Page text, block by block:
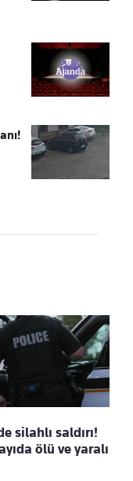
silahlı saldırı!
ölü ve yaralı